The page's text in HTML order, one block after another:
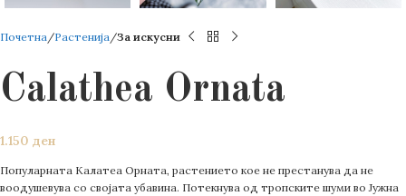
Почетна Растенија За искусни
Calathea Ornata
1.150 ден
Популарната Калатеа Орната, растението кое не престанува да не
воодушевува со својата убавина. Потекнува од тропските шуми во Јужна